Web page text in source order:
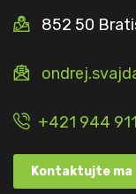
852 50
+421 944
Kontaktujte ma